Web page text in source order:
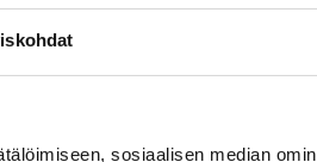
sosiaalisen median